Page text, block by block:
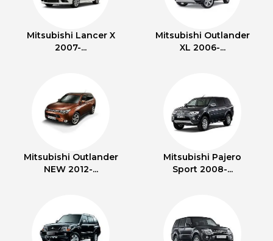
Mitsubishi Lancer X
2007-...
Mitsubishi Outlander
XL 2006-...
Mitsubishi Outlander
NEW 2012-...
Mitsubishi Pajero
Sport 2008-...